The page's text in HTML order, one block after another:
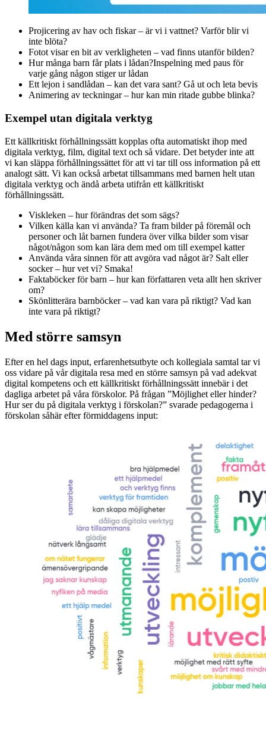
Projicering av hav och fiskar – är vi i vattnet? Varför blir vi
inte blöta?
Fotot visar en bit av verkligheten – vad finns utanför bilden?
Hur många barn får plats i lådan?Inspelning med paus för
varje gång någon stiger ur lådan
Ett lejon i sandlådan – kan det vara sant? Gå ut och leta bevis
Animering av teckningar – hur kan min ritade gubbe blinka?
Exempel utan digitala verktyg
Ett källkritiskt förhållningssätt kopplas ofta automatiskt ihop med
digitala verktyg, film, digital text och så vidare. Det betyder inte att
vi kan släppa förhållningssättet för att vi tar till oss information på ett
analogt sätt. Vi kan också arbetat tillsammans med barnen helt utan
digitala verktyg och ändå arbeta utifrån ett källkritiskt
förhållningssätt.
Viskleken – hur förändras det som sägs?
Vilken källa kan vi använda? Ta fram bilder på föremål och
personer och låt barnen fundera över vilka bilder som visar
något/någon som kan lära dem med om till exempel katter
Använda våra sinnen för att avgöra vad något är? Salt eller
socker – hur vet vi? Smaka!
Faktaböcker för barn – hur kan författaren veta allt hen skriver
om?
Skönlitterära barnböcker – vad kan vara på riktigt? Vad kan
inte vara på riktigt?
Med större samsyn
Efter en hel dags input, erfarenhetsutbyte och kollegiala samtal tar vi
oss vidare på vår digitala resa med en större samsyn på vad adekvat
digital kompetens och ett källkritiskt förhållningssätt innebär i det
dagliga arbetet på våra förskolor. På frågan ”Möjlighet eller hinder?
Hur ser du på digitala verktyg i förskolan?” svarade pedagogerna i
förskolan såhär efter förmiddagens input: